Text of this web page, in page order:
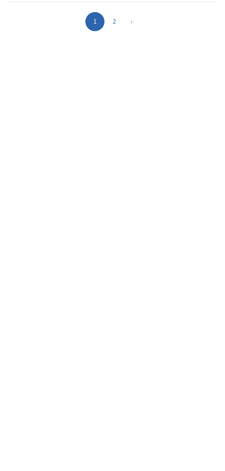
1 2 ›